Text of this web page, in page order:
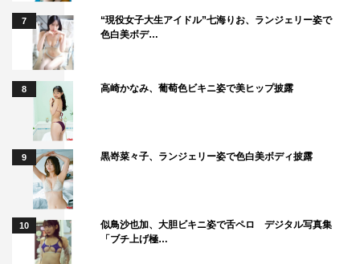
7
“現役女子大生アイドル”七海りお、ランジェリー姿で
色白美ボデ…
8 高崎かなみ、葡萄色ビキニ姿で美ヒップ披露
9 黒嵜菜々子、ランジェリー姿で色白美ボディ披露
10
似鳥沙也加、大胆ビキニ姿で舌ペロ デジタル写真集
「ブチ上げ極…